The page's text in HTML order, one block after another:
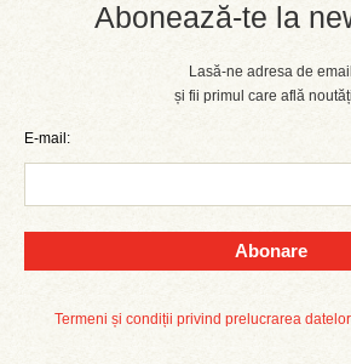
Abonează-te la
Lasă-ne adresa de email
și fii primul care află
E-mail:
Abonare
Termeni și condiții privind prelucrarea